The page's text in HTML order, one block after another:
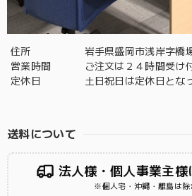
住所
岩手県盛岡市浅岸字橋
営業時間
ご注文は２４時間受け
定休日
土日祝日は定休日とな
送料について
法人様・個人事業主様
※個人宅・沖縄・離島は除